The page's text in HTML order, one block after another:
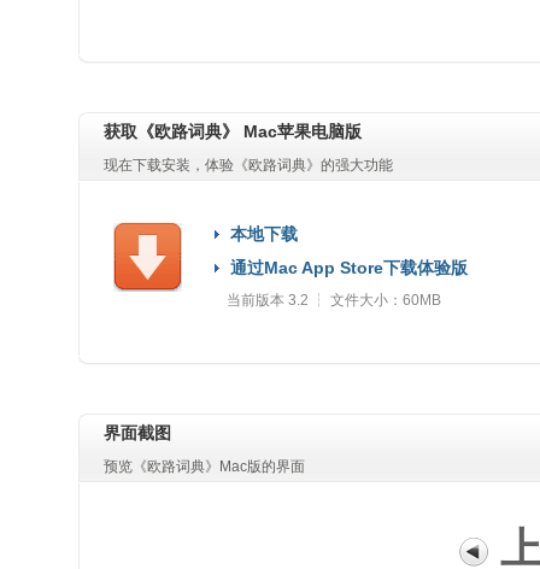
获取《欧路词典》 Mac苹果电脑版
现在下载安装，体验《欧路词典》的强大功能
本地下载
通过Mac App Store下载体验版
当前版本 3.2 ┆ 文件大小：60MB
界面截图
预览《欧路词典》Mac版的界面